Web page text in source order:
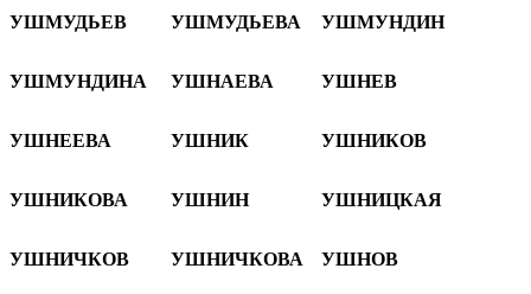
УШМУДЬЕВ УШМУДЬЕВА УШМУНДИН
УШМУНДИНА УШНАЕВА УШНЕВ
УШНЕЕВА УШНИК УШНИКОВ
УШНИКОВА УШНИН УШНИЦКАЯ
УШНИЧКОВ УШНИЧКОВА УШНОВ